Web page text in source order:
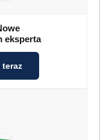
eksperta
teraz